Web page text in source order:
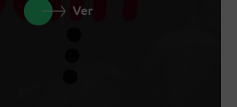
Ver